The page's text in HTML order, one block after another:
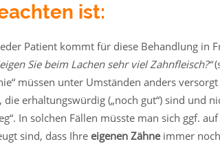
ist:
Patient kommt für diese Behandlung in
Sie beim Lachen sehr viel Zahnfleisch?“
müssen unter Umständen anders
die erhaltungswürdig („noch gut“) sind und
In solchen Fällen müsste man sich ggf.
sind, dass Ihre eigenen Zähneimmer